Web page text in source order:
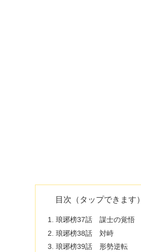
目次（タップできます）
琅琊榜37話 謀士の覚悟
琅琊榜38話 対峙
琅琊榜39話 形勢逆転